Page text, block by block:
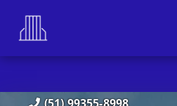
(51) 99355-8998